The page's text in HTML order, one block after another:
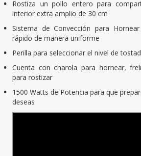
Rostiza un pollo entero para
interior extra amplio de 30 cm
Sistema de Convección para
rápido de manera uniforme
Perilla para seleccionar el nivel de
Cuenta con charola para hornear,
para rostizar
1500 Watts de Potencia para que
deseas